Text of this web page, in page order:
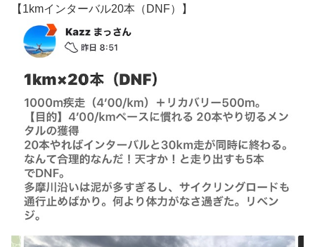
【1kmインターバル20本（DNF）】